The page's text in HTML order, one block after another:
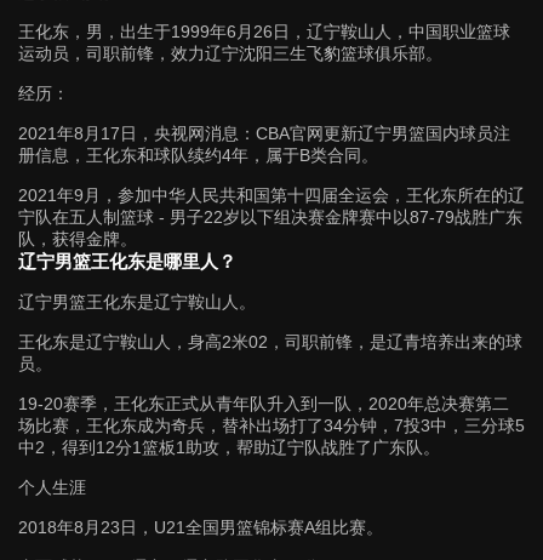
王化东，男，出生于1999年6月26日，辽宁鞍山人，中国职业篮球
运动员，司职前锋，效力辽宁沈阳三生飞豹篮球俱乐部。
经历：
2021年8月17日，央视网消息：CBA官网更新辽宁男篮国内球员注
册信息，王化东和球队续约4年，属于B类合同。
2021年9月，参加中华人民共和国第十四届全运会，王化东所在的辽
宁队在五人制篮球 - 男子22岁以下组决赛金牌赛中以87-79战胜广东
队，获得金牌。
辽宁男篮王化东是哪里人？
辽宁男篮王化东是辽宁鞍山人。
王化东是辽宁鞍山人，身高2米02，司职前锋，是辽青培养出来的球
员。
19-20赛季，王化东正式从青年队升入到一队，2020年总决赛第二
场比赛，王化东成为奇兵，替补出场打了34分钟，7投3中，三分球5
中2，得到12分1篮板1助攻，帮助辽宁队战胜了广东队。
个人生涯
2018年8月23日，U21全国男篮锦标赛A组比赛。